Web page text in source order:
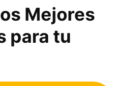
Mejores
para tu